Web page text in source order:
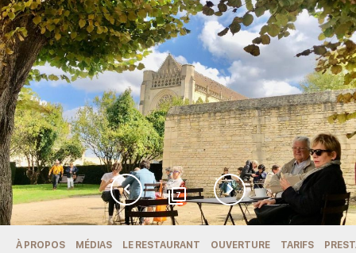
7
À PROPOS MÉDIAS LE RESTAURANT OUVERTURE TARIFS